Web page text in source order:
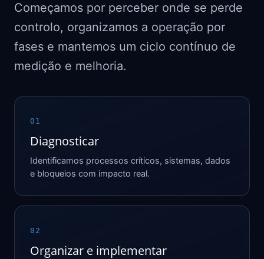
Começamos por perceber onde se perde
controlo, organizamos a operação por
fases e mantemos um ciclo contínuo de
medição e melhoria.
01
Diagnosticar
Identificamos processos críticos, sistemas, dados
e bloqueios com impacto real.
02
Organizar e implementar